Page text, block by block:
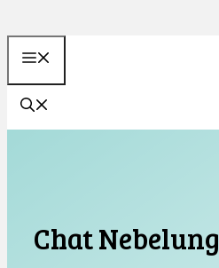
Aller
Chat Nebelung